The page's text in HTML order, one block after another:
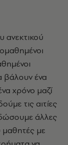
ανεκτικού
βάλουν ένα
χρόνο μαζί
τις αιτίες
άλλες
μαθητές με